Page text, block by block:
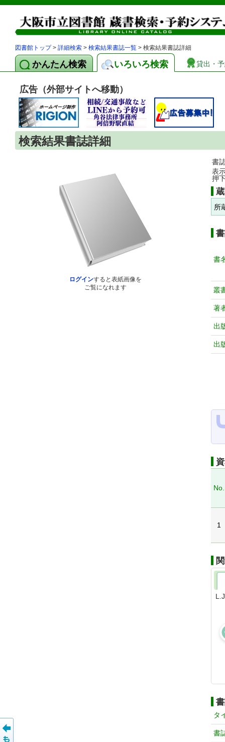
図書館トップ> 詳細検索 > 検索結果書誌一覧 > 検索結果書誌詳細
かんたん検索 いろいろ検索 貸出・
広告（外部サイトへ移動）
検索結果書誌詳細
ログインすると表紙画像を
ご覧になれます
書
表
押
所
書
叢
著
出
出
No.
1
タ
書